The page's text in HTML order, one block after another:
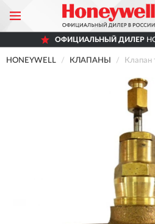
ОФИЦИАЛЬНЫЙ ДИЛЕР
HONEYWELL КЛАПАНЫ Клапан